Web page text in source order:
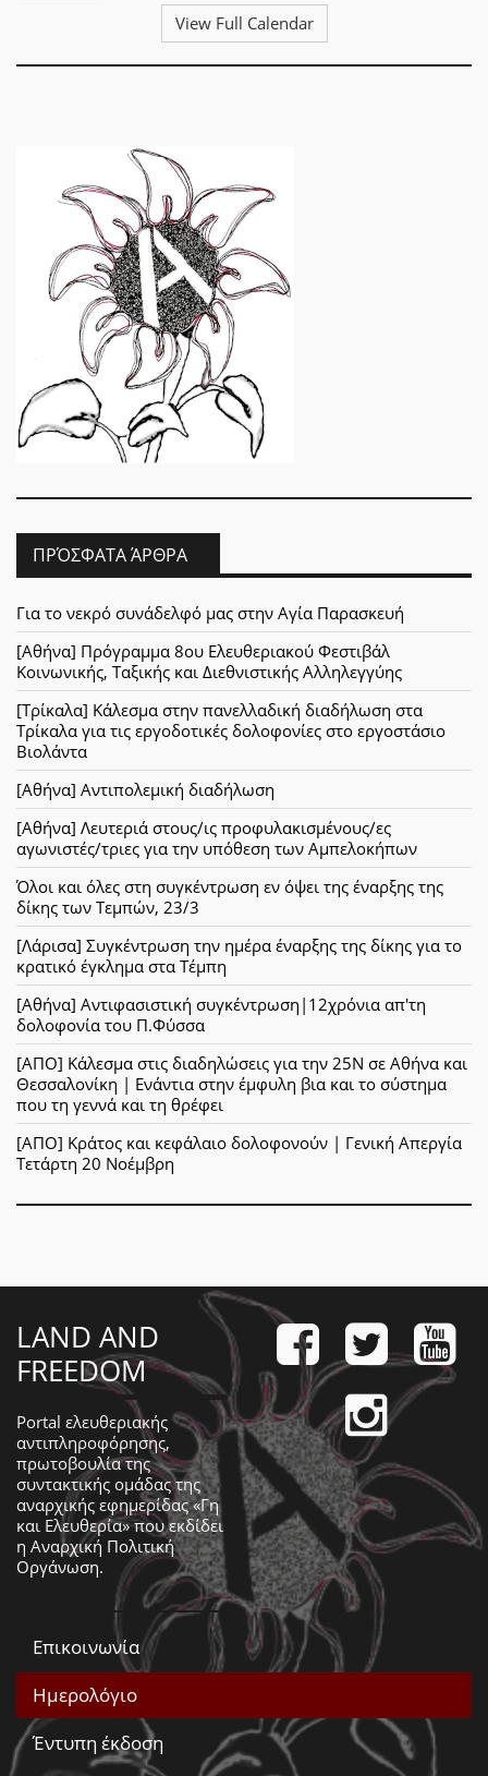
View Full Calendar
ΠΡΌΣΦΑΤΑ ΆΡΘΡΑ
Για το νεκρό συνάδελφό μας στην Αγία Παρασκευή
[Αθήνα] Πρόγραμμα 8ου Ελευθεριακού Φεστιβάλ
Κοινωνικής, Ταξικής και Διεθνιστικής Αλληλεγγύης
[Τρίκαλα] Κάλεσμα στην πανελλαδική διαδήλωση στα
Τρίκαλα για τις εργοδοτικές δολοφονίες στο εργοστάσιο
Βιολάντα
[Αθήνα] Αντιπολεμική διαδήλωση
[Αθήνα] Λευτεριά στους/ις προφυλακισμένους/ες
αγωνιστές/τριες για την υπόθεση των Αμπελοκήπων
Όλοι και όλες στη συγκέντρωση εν όψει της έναρξης της
δίκης των Τεμπών, 23/3
[Λάρισα] Συγκέντρωση την ημέρα έναρξης της δίκης για το
κρατικό έγκλημα στα Τέμπη
[Αθήνα] Αντιφασιστική συγκέντρωση|12χρόνια απ'τη
δολοφονία του Π.Φύσσα
[ΑΠΟ] Κάλεσμα στις διαδηλώσεις για την 25Ν σε Αθήνα και
Θεσσαλονίκη | Ενάντια στην έμφυλη βια και το σύστημα
που τη γεννά και τη θρέφει
[ΑΠΟ] Κράτος και κεφάλαιο δολοφονούν | Γενική Απεργία
Τετάρτη 20 Νοέμβρη
LAND AND
FREEDOM
Portal ελευθεριακής
αντιπληροφόρησης,
πρωτοβουλία της
συντακτικής ομάδας της
αναρχικής εφημερίδας «Γη
και Ελευθερία» που εκδίδει
η Αναρχική Πολιτική
Οργάνωση.
Επικοινωνία
Ημερολόγιο
Έντυπη έκδοση